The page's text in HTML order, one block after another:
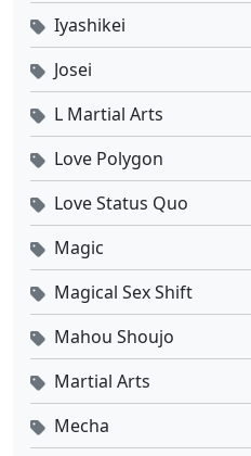
Iyashikei
Josei
L Martial Arts
Love Polygon
Love Status Quo
Magic
Magical Sex Shift
Mahou Shoujo
Martial Arts
Mecha